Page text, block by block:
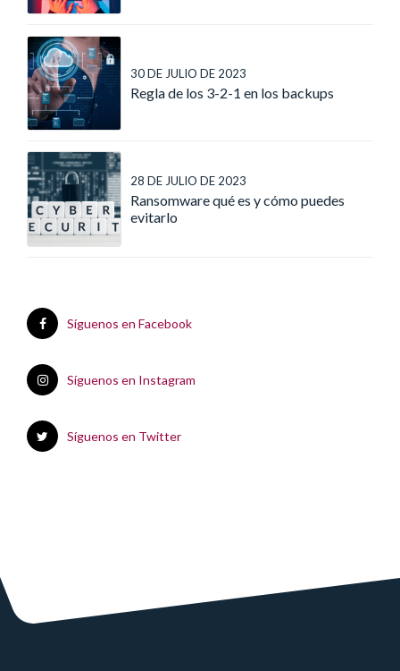
30 DE JULIO DE 2023
Regla de los 3-2-1 en los backups
28 DE JULIO DE 2023
Ransomware qué es y cómo puedes
evitarlo
Síguenos en Facebook
Síguenos en Instagram
Síguenos en Twitter